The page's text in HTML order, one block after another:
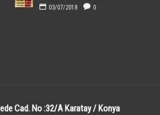
03/07/2018 0
Cad. No :32/A Karatay / Konya